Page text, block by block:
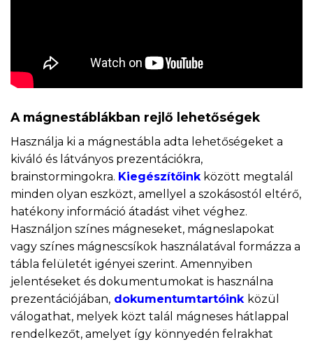
A mágnestáblákban rejlő lehetőségek
Használja ki a mágnestábla adta lehetőségeket a
kiváló és látványos prezentációkra,
brainstormingokra. Kiegészítőink között megtalál
minden olyan eszközt, amellyel a szokásostól eltérő,
hatékony információ átadást vihet véghez.
Használjon színes mágneseket, mágneslapokat
vagy színes mágnescsíkok használatával formázza a
tábla felületét igényei szerint. Amennyiben
jelentéseket és dokumentumokat is használna
prezentációjában, dokumentumtartóink közül
válogathat, melyek közt talál mágneses hátlappal
rendelkezőt, amelyet így könnyedén felrakhat